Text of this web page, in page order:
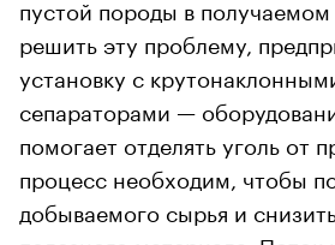
пустой породы в
решить эту проблему,
установку с
сепараторами —
помогает отделять уголь от
процесс необходим, чтобы
добываемого сырья и